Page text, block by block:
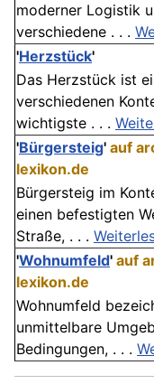
moderner Logistik
verschiedene . . .
'Herzstück'
Das Herzstück ist
verschiedenen
wichtigste . . .
'Bürgersteig' auf
lexikon.de
Bürgersteig im
einen befestigten
Straße, . . .
'Wohnumfeld' auf
lexikon.de
Wohnumfeld
unmittelbare
Bedingungen, . . .